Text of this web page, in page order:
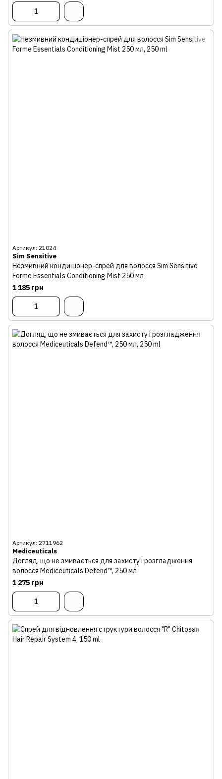
Артикул: 21024
Sim Sensitive
Незмивний кондиціонер-спрей для волосся Sim Sensitive
Forme Essentials Conditioning Mist 250 мл
1 185 грн
Артикул: 2711962
Mediceuticals
Догляд, що не змивається для захисту і розгладження
волосся Mediceuticals Defend™, 250 мл
1 275 грн